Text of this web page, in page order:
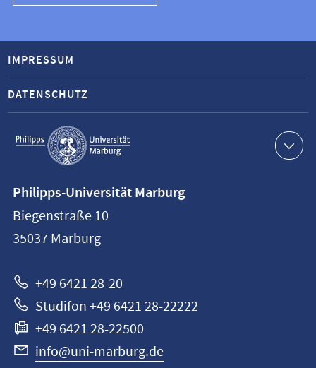
Service-
Navigation
IMPRESSUM
DATENSCHUTZ
Philipps-
Universität
Marburg
Philipps-Universität Marburg
Biegenstraße 10
35037 Marburg
+49 6421 28-20
Studifon +49 6421 28-22222
+49 6421 28-22500
info@uni-marburg.de